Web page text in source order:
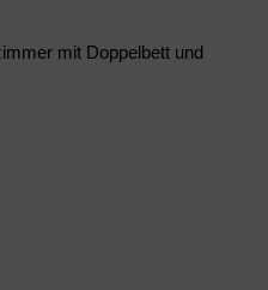
mit Doppelbett und